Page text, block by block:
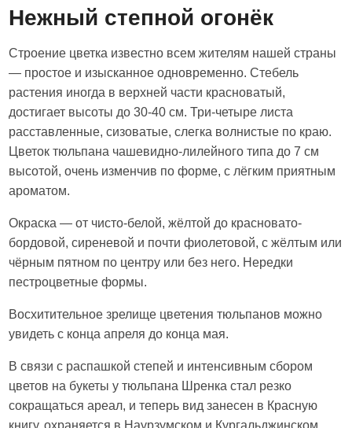
Нежный степной огонёк
Строение цветка известно всем жителям нашей страны
— простое и изысканное одновременно. Стебель
растения иногда в верхней части красноватый,
достигает высоты до 30-40 см. Три-четыре листа
расставленные, сизоватые, слегка волнистые по краю.
Цветок тюльпана чашевидно-лилейного типа до 7 см
высотой, очень изменчив по форме, с лёгким приятным
ароматом.
Окраска — от чисто-белой, жёлтой до красновато-
бордовой, сиреневой и почти фиолетовой, с жёлтым или
чёрным пятном по центру или без него. Нередки
пестроцветные формы.
Восхитительное зрелище цветения тюльпанов можно
увидеть с конца апреля до конца мая.
В связи с распашкой степей и интенсивным сбором
цветов на букеты у тюльпана Шренка стал резко
сокращаться ареал, и теперь вид занесен в Красную
книгу, охраняется в Наурзумском и Кургальджинском